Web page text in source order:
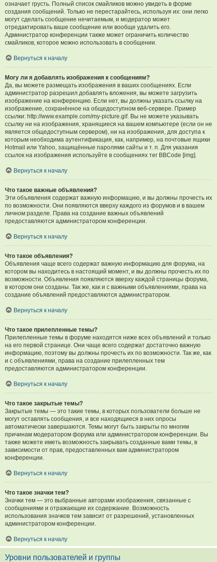
означает грусть. Полный список смайликов можно увидеть в форме
создания сообщений. Только не перестарайтесь, используя их: они легко
могут сделать сообщение нечитаемым, и модератор может
отредактировать ваше сообщение или вообще удалить его.
Администратор конференции также может ограничить количество
смайликов, которое можно использовать в сообщении.
Вернуться к началу
Могу ли я добавлять изображения к сообщениям?
Да, вы можете размещать изображения в ваших сообщениях. Если
администратор разрешил добавлять вложения, вы можете загрузить
изображение на конференцию. Если нет, вы должны указать ссылку на
изображение, сохранённое на общедоступном веб-сервере. Пример
ссылки: http://www.example.com/my-picture.gif. Вы не можете указывать
ссылку ни на изображения, хранящиеся на вашем компьютере (если он не
является общедоступным сервером), ни на изображения, для доступа к
которым необходима аутентификация, как, например, на почтовые ящики
Hotmail или Yahoo, защищённые паролями сайты и т. п. Для указания
ссылок на изображения используйте в сообщениях тег BBCode [img].
Вернуться к началу
Что такое важные объявления?
Эти объявления содержат важную информацию, и вы должны прочесть их
по возможности. Они появляются вверху каждого из форумов и в вашем
личном разделе. Права на создание важных объявлений
предоставляются администратором конференции.
Вернуться к началу
Что такое объявления?
Объявления чаще всего содержат важную информацию для форума, на
котором вы находитесь в настоящий момент, и вы должны прочесть их по
возможности. Объявления появляются вверху каждой страницы форума,
в котором они созданы. Так же, как и с важными объявлениями, права на
создание объявлений предоставляются администратором.
Вернуться к началу
Что такое прилепленные темы?
Прилепленные темы в форуме находятся ниже всех объявлений и только
на его первой странице. Они чаще всего содержат достаточно важную
информацию, поэтому вы должны прочесть их по возможности. Так же, как
и с объявлениями, права на создание прилепленных тем
предоставляются администратором конференции.
Вернуться к началу
Что такое закрытые темы?
Закрытые темы — это такие темы, в которых пользователи больше не
могут оставлять сообщения, и все находящиеся в них опросы
автоматически завершаются. Темы могут быть закрыты по многим
причинам модератором форума или администратором конференции. Вы
также можете иметь возможность закрывать созданные вами темы, в
зависимости от прав, предоставленных вам администратором
конференции.
Вернуться к началу
Что такое значки тем?
Значки тем — это выбранные авторами изображения, связанные с
сообщениями и отражающие их содержание. Возможность
использования значков тем зависит от разрешений, установленных
администратором конференции.
Вернуться к началу
Уровни пользователей и группы